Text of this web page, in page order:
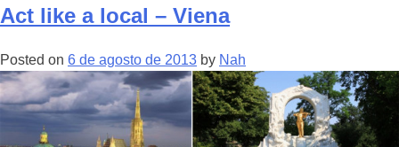
Act like a local – Viena
Posted on 6 de agosto de 2013 by Nah